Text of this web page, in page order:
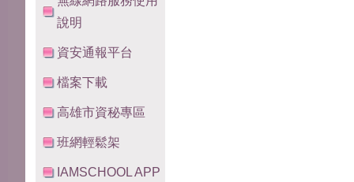
說明
資安通報平台
檔案下載
高雄市資秘專區
班網輕鬆架
IAMSCHOOL APP